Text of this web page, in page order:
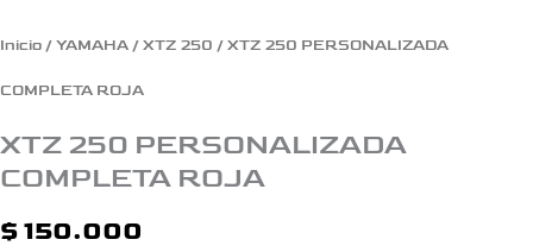
Inicio / YAMAHA / XTZ 250 / XTZ 250 PERSONALIZADA
COMPLETA ROJA
XTZ 250 PERSONALIZADA
COMPLETA ROJA
$ 150.000